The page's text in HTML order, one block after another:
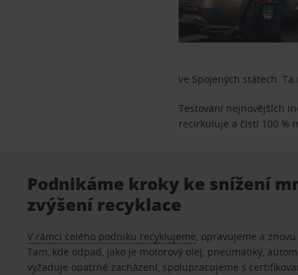
ve Spojených státech.
Testování nejnovějších
recirkuluje a čistí 100 %
Podnikáme kroky ke snížení
zvýšení recyklace
V rámci celého podniku recyklujeme, opravujeme a
Tam, kde odpad, jako je motorový olej, pneumatiky,
vyžaduje opatrné zacházení, spolupracujeme s